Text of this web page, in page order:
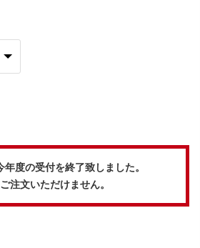
年度の受付を終了致しました。
注文いただけません。